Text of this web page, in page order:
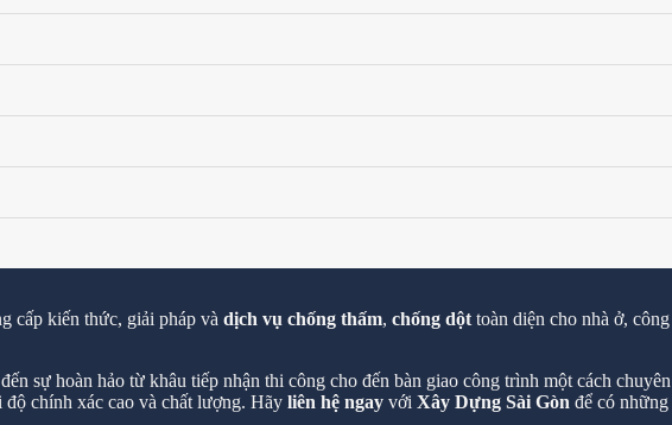
cấp kiến thức, giải pháp và dịch vụ chống thấm, chống dột toàn diện cho nhà ở,
sự hoàn hảo từ khâu tiếp nhận thi công cho đến bàn giao công trình một cách
chính xác cao và chất lượng. Hãy liên hệ ngay với Xây Dựng Sài Gòn để có